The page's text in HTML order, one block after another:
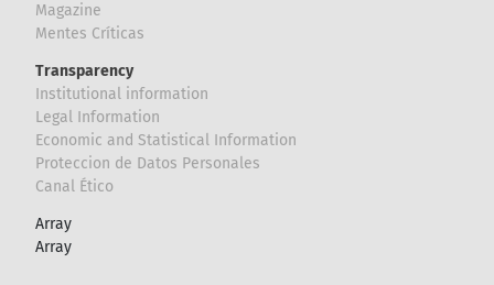
Magazine
Mentes Críticas
Transparency
Institutional information
Legal Information
Economic and Statistical Information
Proteccion de Datos Personales
Canal Ético
Array
Array